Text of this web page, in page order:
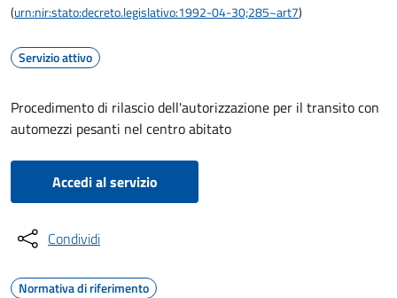
(urn:nir:stato:decreto.legislativo:1992-04-30;285~art7)
Servizio attivo
Procedimento di rilascio dell'autorizzazione per il transito con
automezzi pesanti nel centro abitato
Accedi al servizio
Condividi
Normativa di riferimento